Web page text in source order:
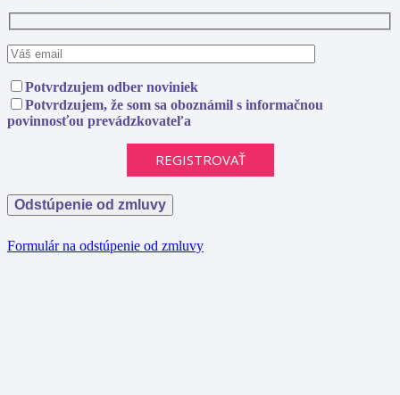
Potvrdzujem odber noviniek
Potvrdzujem, že som sa oboznámil s informačnou
povinnosťou prevádzkovateľa
Odstúpenie od zmluvy
Formulár na odstúpenie od zmluvy